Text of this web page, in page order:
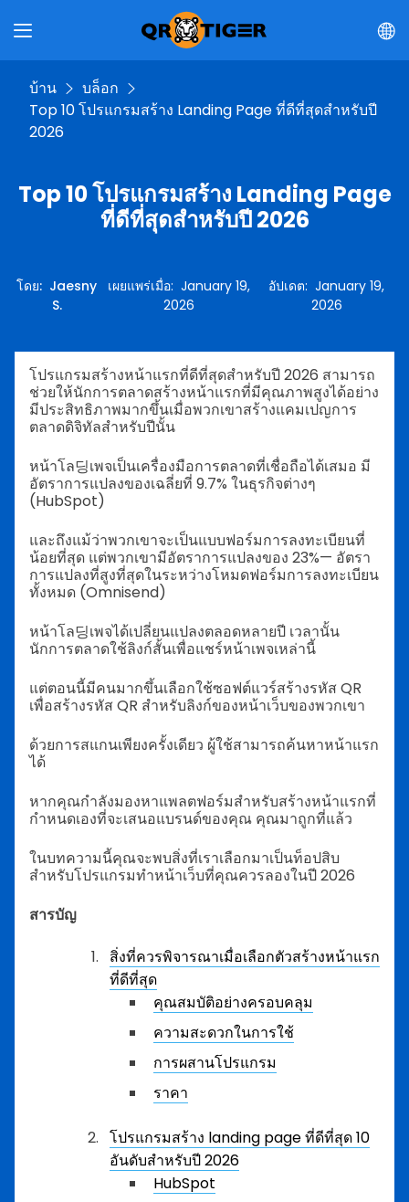
บ้าน
บล็อก
Top 10 โปรแกรมสร้าง Landing Page ที่ดีที่สุดสำหรับปี
2026
Top 10 โปรแกรมสร้าง Landing Page
ที่ดีที่สุดสำหรับปี 2026
โดย: Jaesny
S.
เผยแพร่เมื่อ:January 19,
2026
อัปเดต:January 19,
2026
โปรแกรมสร้างหน้าแรกที่ดีที่สุดสำหรับปี 2026 สามารถ
ช่วยให้นักการตลาดสร้างหน้าแรกที่มีคุณภาพสูงได้อย่าง
มีประสิทธิภาพมากขึ้นเมื่อพวกเขาสร้างแคมเปญการ
ตลาดดิจิทัลสำหรับปีนั้น
หน้าโล딩เพจเป็นเครื่องมือการตลาดที่เชื่อถือได้เสมอ มี
อัตราการแปลงของเฉลี่ยที่ 9.7% ในธุรกิจต่างๆ
(HubSpot)
และถึงแม้ว่าพวกเขาจะเป็นแบบฟอร์มการลงทะเบียนที่
น้อยที่สุด แต่พวกเขามีอัตราการแปลงของ 23%— อัตรา
การแปลงที่สูงที่สุดในระหว่างโหมดฟอร์มการลงทะเบียน
ทั้งหมด (Omnisend)
หน้าโล딩เพจได้เปลี่ยนแปลงตลอดหลายปี เวลานั้น
นักการตลาดใช้ลิงก์สั้นเพื่อแชร์หน้าเพจเหล่านี้
แต่ตอนนี้มีคนมากขึ้นเลือกใช้ซอฟต์แวร์สร้างรหัส QR
เพื่อสร้างรหัส QR สำหรับลิงก์ของหน้าเว็บของพวกเขา
ด้วยการสแกนเพียงครั้งเดียว ผู้ใช้สามารถค้นหาหน้าแรก
ได้
หากคุณกำลังมองหาแพลตฟอร์มสำหรับสร้างหน้าแรกที่
กำหนดเองที่จะเสนอแบรนด์ของคุณ คุณมาถูกที่แล้ว
ในบทความนี้คุณจะพบสิ่งที่เราเลือกมาเป็นท็อปสิบ
สำหรับโปรแกรมทำหน้าเว็บที่คุณควรลองในปี 2026
สารบัญ
สิ่งที่ควรพิจารณาเมื่อเลือกตัวสร้างหน้าแรก
ที่ดีที่สุด
คุณสมบัติอย่างครอบคลุม
ความสะดวกในการใช้
การผสานโปรแกรม
ราคา
โปรแกรมสร้าง landing page ที่ดีที่สุด 10
อันดับสำหรับปี 2026
HubSpot